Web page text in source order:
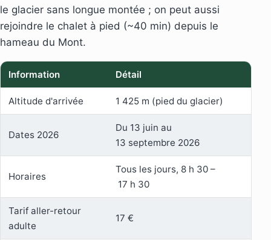
le glacier sans longue montée ; on peut aussi
rejoindre le chalet à pied (~40 min) depuis le
hameau du Mont.
Information Détail
Altitude d'arrivée 1 425 m (pied du glacier)
Dates 2026
Du 13 juin au
13 septembre 2026
Horaires
Tous les jours, 8 h 30 –
17 h 30
Tarif aller-retour
adulte
17 €